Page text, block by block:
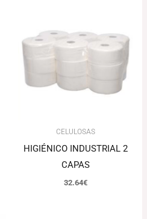
CELULOSAS
HIGIÉNICO INDUSTRIAL 2
CAPAS
32.64€